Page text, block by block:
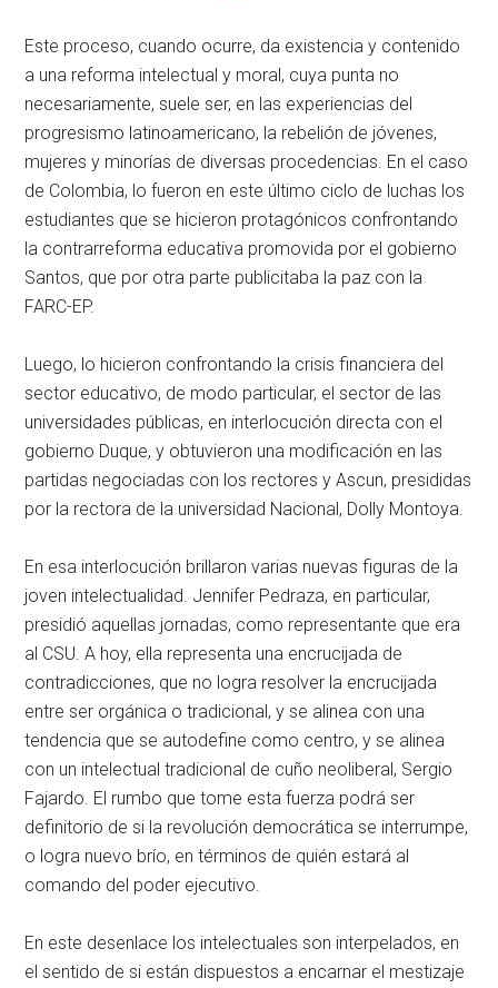
Este proceso, cuando ocurre, da existencia y contenido
a una reforma intelectual y moral, cuya punta no
necesariamente, suele ser, en las experiencias del
progresismo latinoamericano, la rebelión de jóvenes,
mujeres y minorías de diversas procedencias. En el caso
de Colombia, lo fueron en este último ciclo de luchas los
estudiantes que se hicieron protagónicos confrontando
la contrarreforma educativa promovida por el gobierno
Santos, que por otra parte publicitaba la paz con la
FARC-EP.
Luego, lo hicieron confrontando la crisis financiera del
sector educativo, de modo particular, el sector de las
universidades públicas, en interlocución directa con el
gobierno Duque, y obtuvieron una modificación en las
partidas negociadas con los rectores y Ascun, presididas
por la rectora de la universidad Nacional, Dolly Montoya.
En esa interlocución brillaron varias nuevas figuras de la
joven intelectualidad. Jennifer Pedraza, en particular,
presidió aquellas jornadas, como representante que era
al CSU. A hoy, ella representa una encrucijada de
contradicciones, que no logra resolver la encrucijada
entre ser orgánica o tradicional, y se alinea con una
tendencia que se autodefine como centro, y se alinea
con un intelectual tradicional de cuño neoliberal, Sergio
Fajardo. El rumbo que tome esta fuerza podrá ser
definitorio de si la revolución democrática se interrumpe,
o logra nuevo brío, en términos de quién estará al
comando del poder ejecutivo.
En este desenlace los intelectuales son interpelados, en
el sentido de si están dispuestos a encarnar el mestizaje